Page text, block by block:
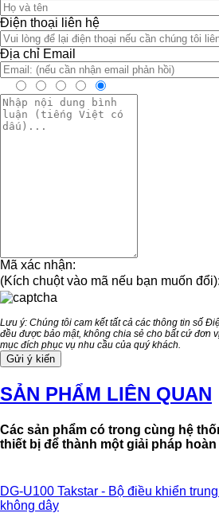
Điện thoại liên hệ
Địa chỉ Email
Mã xác nhận:
(Kích chuột vào mã nếu bạn muốn đổi):
Lưu ý: Chúng tôi cam kết tất cả các thông tin số
đều được bảo mật, không chia sẻ cho bất cứ đơn
mục đích phục vụ nhu cầu của quý khách.
SẢN PHẨM LIÊN QUAN
Các sản phẩm có trong cùng hệ
thiết bị để thành một giải pháp
DG-U100 Takstar - Bộ điều khiển
không dây